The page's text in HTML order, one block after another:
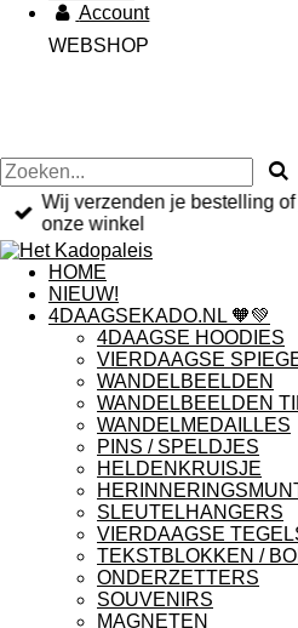
Account
WEBSHOP
Wij verzenden je bestelling
onze winkel
HOME
NIEUW!
4DAAGSEKADO.NL 🧡💚
4DAAGSE HOODIES
VIERDAAGSE
WANDELBEELDEN
WANDELBEELDEN
WANDELMEDAILLES
PINS / SPELDJES
HELDENKRUISJE
SLEUTELHANGERS
VIERDAAGSE
TEKSTBLOKKEN /
ONDERZETTERS
SOUVENIRS
MAGNETEN